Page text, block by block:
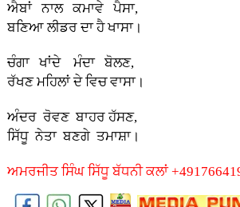
ਐਬਾਂ ਨਾਲ ਕਮਾਵੇ ਪੈਸਾ,
ਬਣਿਆ ਲੀਡਰ ਦਾ ਹੈ ਖਾਸਾ।
ਚੰਗਾ ਖਾਂਦੇ ਮੰਦਾ ਬੋਲਣ,
ਰੱਖਣ ਮਹਿਲਾਂ ਦੇ ਵਿਚ ਵਾਸਾ।
ਅੰਦਰ ਰੋਵਣ ਬਾਹਰ ਹੱਸਣ,
ਸਿੱਧੂ ਨੇਤਾ ਬਣਗੇ ਤਮਾਸ਼ਾ।
ਅਮਰਜੀਤ ਸਿੰਘ ਸਿੱਧੂ ਬੱਧਨੀ ਕਲਾਂ